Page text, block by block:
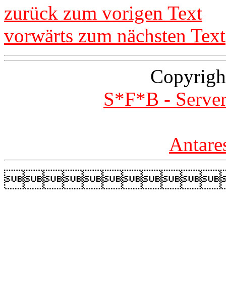
zurück zum vorigen Text
vorwärts zum nächsten Text
S*F*B -